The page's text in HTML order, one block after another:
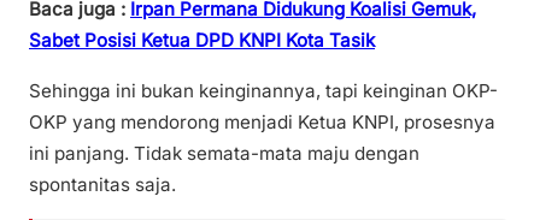
Baca juga : Irpan Permana Didukung Koalisi Gemuk,
Sabet Posisi Ketua DPD KNPI Kota Tasik
Sehingga ini bukan keinginannya, tapi keinginan OKP-
OKP yang mendorong menjadi Ketua KNPI, prosesnya
ini panjang. Tidak semata-mata maju dengan
spontanitas saja.